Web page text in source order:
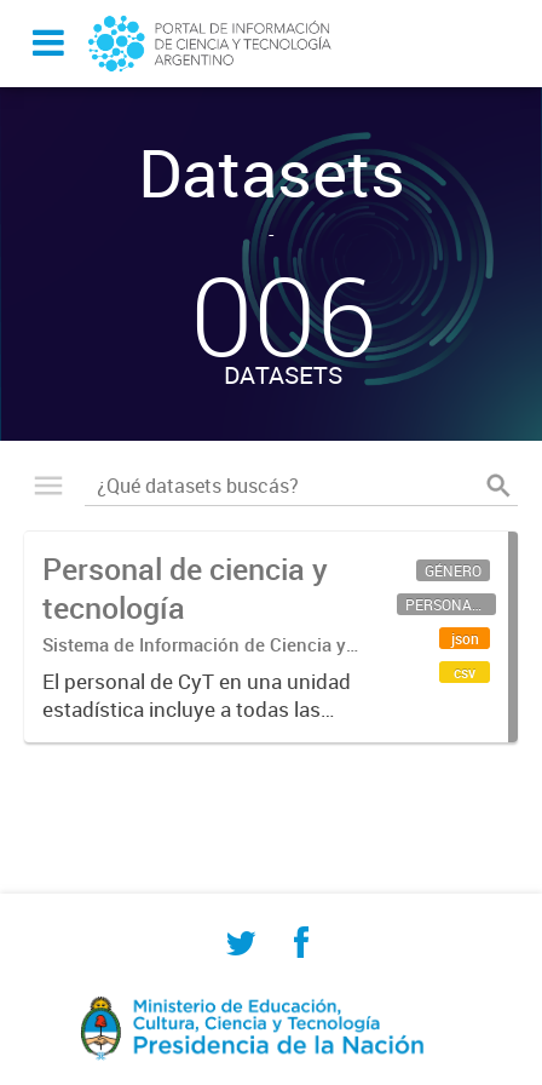
Datasets
-
006
DATASETS
Personal de ciencia y
tecnología
Sistema de Información de Ciencia y
Tecnología Argentino (SICYTAR)
El personal de CyT en una unidad
estadística incluye a todas las
personas involucradas
GÉNERO
PERSONAL CIENTÍFICO-TECNOLÓGICO
json
csv